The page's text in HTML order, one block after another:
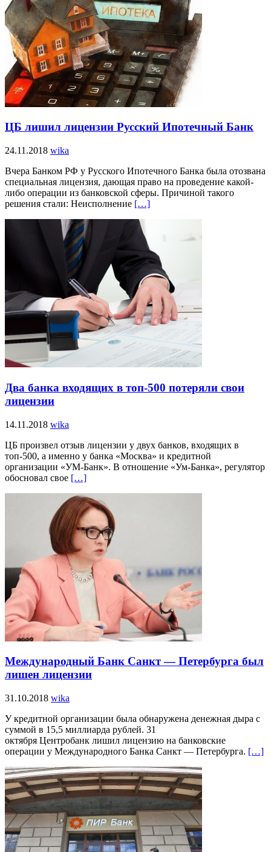
ЦБ лишил лицензии Русский Ипотечный Банк
24.11.2018 wika
Вчера Банком РФ у Русского Ипотечного Банка была отозвана
специальная лицензия, дающая право на проведение какой-
либо операции из банковской сферы. Причиной такого
решения стали: Неисполнение […]
Два банка входящих в топ-500 потеряли свои
лицензии
14.11.2018 wika
ЦБ произвел отзыв лицензии у двух банков, входящих в
топ-500, а именно у банка «Москва» и кредитной
организации «УМ-Банк». В отношение «Ум-Банка», регулятор
обосновал свое […]
Международный Банк Санкт — Петербурга был
лишен лицензии
31.10.2018 wika
У кредитной организации была обнаружена денежная дыра с
суммой в 15,5 миллиарда рублей. 31
октября Центробанк лишил лицензию на банковские
операции у Международного Банка Санкт — Петербурга. […]